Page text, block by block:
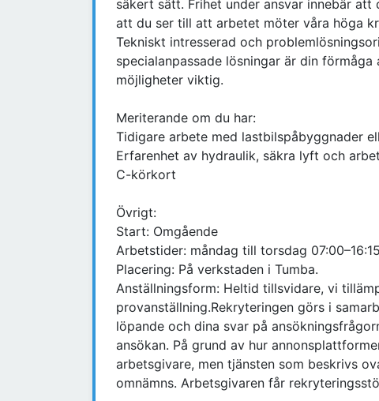
säkert sätt. Frihet under ansvar innebär
att du ser till att arbetet möter våra höga
Tekniskt intresserad och
specialanpassade lösningar är din
möjligheter viktig.
Meriterande om du har:
Tidigare arbete med lastbilspåbyggnader
Erfarenhet av hydraulik, säkra lyft och
C-körkort
Övrigt:
Start: Omgående
Arbetstider: måndag till torsdag
Placering: På verkstaden i Tumba.
Anställningsform: Heltid tillsvidare, vi
provanställning.Rekryteringen görs i
löpande och dina svar på
ansökan. På grund av hur
arbetsgivare, men tjänsten som beskrivs
omnämns. Arbetsgivaren får